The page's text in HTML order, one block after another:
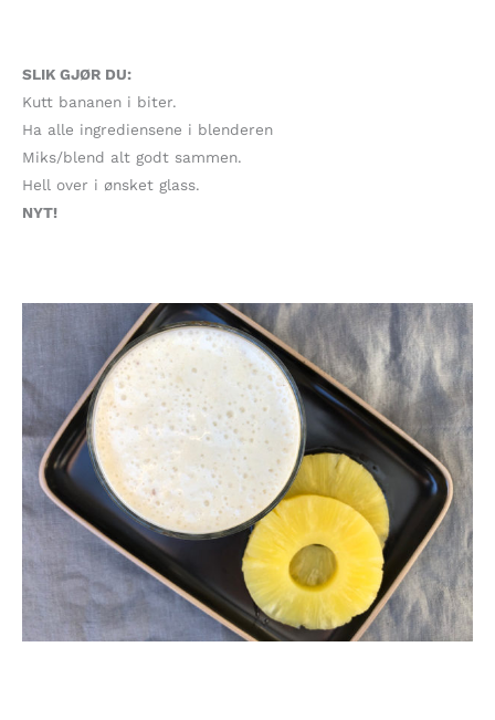
SLIK GJØR DU:
Kutt bananen i biter.
Ha alle ingrediensene i blenderen
Miks/blend alt godt sammen.
Hell over i ønsket glass.
NYT!